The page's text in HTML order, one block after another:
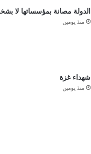
الدولة مصانة بمؤسساتها لا
منذ يومين
شهداء غزة
منذ يومين